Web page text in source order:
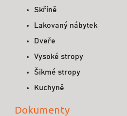
Skříně
Lakovaný nábytek
Dveře
Vysoké stropy
Šikmé stropy
Kuchyně
Dokumenty